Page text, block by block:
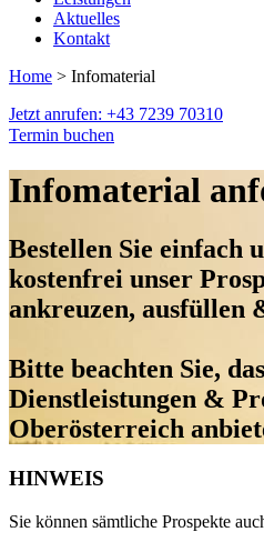
Aktuelles
Kontakt
Home > Infomaterial
Jetzt anrufen: +43 7239 70310
Termin buchen
Infomaterial
Bestellen Sie einfach
kostenfrei unser
ankreuzen, ausfüllen
Bitte beachten Sie,
Dienstleistungen &
Oberösterreich
HINWEIS
Sie können sämtliche Prospekte